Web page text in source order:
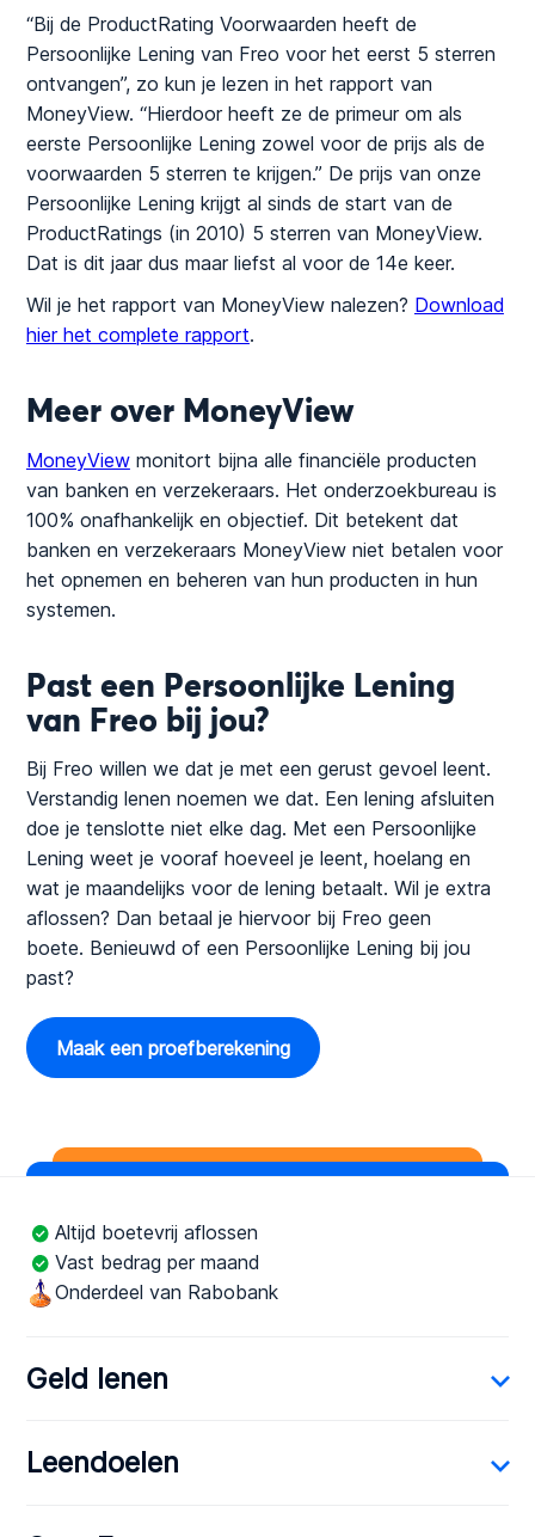
“Bij de ProductRating Voorwaarden heeft de
Persoonlijke Lening van Freo voor het eerst 5 sterren
ontvangen”, zo kun je lezen in het rapport van
MoneyView. “Hierdoor heeft ze de primeur om als
eerste Persoonlijke Lening zowel voor de prijs als de
voorwaarden 5 sterren te krijgen.” De prijs van onze
Persoonlijke Lening krijgt al sinds de start van de
ProductRatings (in 2010) 5 sterren van MoneyView.
Dat is dit jaar dus maar liefst al voor de 14e keer.
Wil je het rapport van MoneyView nalezen? Download
hier het complete rapport.
Meer over MoneyView
MoneyViewmonitort bijna alle financiële producten
van banken en verzekeraars. Het onderzoekbureau is
100% onafhankelijk en objectief. Dit betekent dat
banken en verzekeraars MoneyView niet betalen voor
het opnemen en beheren van hun producten in hun
systemen.
Past een Persoonlijke Lening
van Freo bij jou?
Bij Freo willen we dat je met een gerust gevoel leent.
Verstandig lenen noemen we dat. Een lening afsluiten
doe je tenslotte niet elke dag. Met een Persoonlijke
Lening weet je vooraf hoeveel je leent, hoelang en
wat je maandelijks voor de lening betaalt. Wil je extra
aflossen? Dan betaal je hiervoor bij Freo geen
boete. Benieuwd of een Persoonlijke Lening bij jou
past?
Maak een proefberekening
Altijd boetevrij aflossen
Vast bedrag per maand
Onderdeel van Rabobank
Geld lenen
Leendoelen